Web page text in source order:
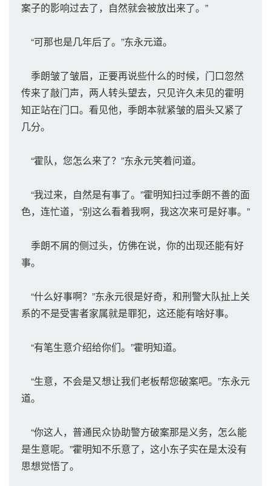
案子的影响过去了，自然就会被放出来了。”
“可那也是几年后了。”东永元道。
季朗皱了皱眉，正要再说些什么的时候，门口忽然
传来了敲门声，两人转头望去，只见许久未见的霍明
知正站在门口。看见他，季朗本就紧皱的眉头又紧了
几分。
“霍队，您怎么来了？”东永元笑着问道。
“我过来，自然是有事了。”霍明知扫过季朗不善的面
色，连忙道，“别这么看着我啊，我这次来可是好事。”
季朗不屑的侧过头，仿佛在说，你的出现还能有好
事。
“什么好事啊？”东永元很是好奇，和刑警大队扯上关
系的不是受害者家属就是罪犯，这还能有啥好事。
“有笔生意介绍给你们。”霍明知道。
“生意，不会是又想让我们老板帮您破案吧。”东永元
道。
“你这人，普通民众协助警方破案那是义务，怎么能
是生意呢。”霍明知不乐意了，这小东子实在是太没有
思想觉悟了。